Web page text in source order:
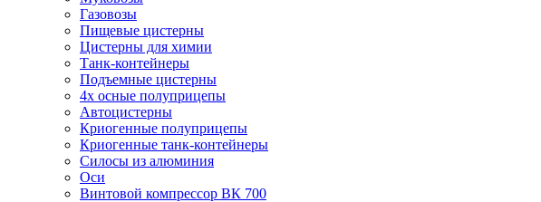
Газовозы
Пищевые цистерны
Цистерны для химии
Танк-контейнеры
Подъемные цистерны
4х осные полуприцепы
Автоцистерны
Криогенные полуприцепы
Криогенные танк-контейнеры
Силосы из алюминия
Оси
Винтовой компрессор ВК 700